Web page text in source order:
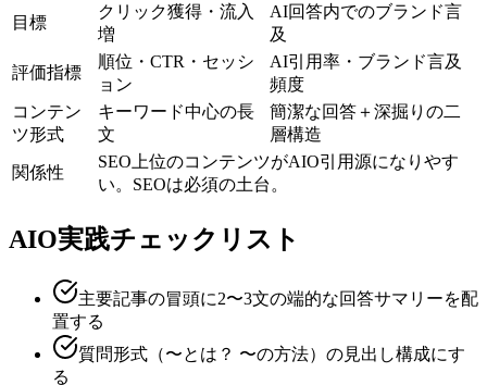
目標
クリック獲得・流入
増
AI回答内でのブランド言
及
評価指標
順位・CTR・セッシ
ョン
AI引用率・ブランド言及
頻度
コンテン
ツ形式
キーワード中心の長
文
簡潔な回答＋深掘りの二
層構造
関係性
SEO上位のコンテンツがAIO引用源になりやす
い。SEOは必須の土台。
AIO実践チェックリスト
主要記事の冒頭に2〜3文の端的な回答サマリーを配
置する
質問形式（〜とは？ 〜の方法）の見出し構成にす
る